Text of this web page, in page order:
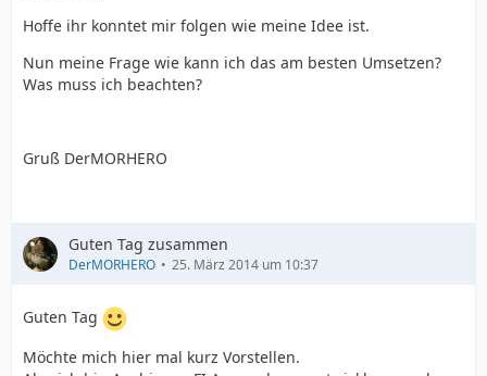
Hoffe ihr konntet mir folgen wie meine Idee ist.
Nun meine Frage wie kann ich das am besten Umsetzen?
Was muss ich beachten?
Gruß DerMORHERO
Guten Tag zusammen
DerMORHERO 25. März 2014 um 10:37
Guten Tag
Möchte mich hier mal kurz Vorstellen.